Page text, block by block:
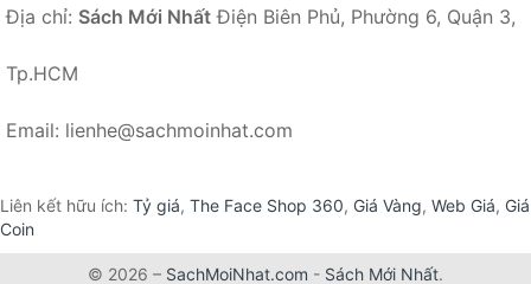
Địa chỉ: Sách Mới Nhất Điện Biên Phủ, Phường 6, Quận 3,
Tp.HCM
Email: lienhe@sachmoinhat.com
Liên kết hữu ích: Tỷ giá, The Face Shop 360, Giá Vàng, Web Giá, Giá
Coin
© 2026 – SachMoiNhat.com - Sách Mới Nhất.